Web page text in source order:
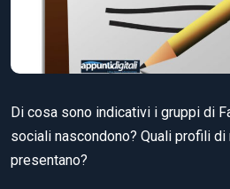
Di cosa sono indicativi i gruppi di
sociali nascondono? Quali profili
presentano?